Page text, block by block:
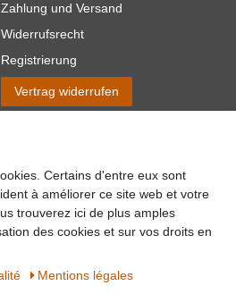
Zahlung und Versand
Widerrufsrecht
Registrierung
Vertrag widerrufen
WIR AKZEPTIEREN
Certains d'entre eux sont
à améliorer ce site web et votre
trouverez ici de plus amples
des cookies et sur vos droits en
Mentions légales